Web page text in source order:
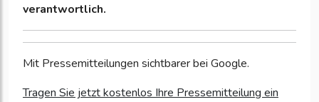
verantwortlich.
Mit Pressemitteilungen sichtbarer bei Google.
Tragen Sie jetzt kostenlos Ihre Pressemitteilung ein